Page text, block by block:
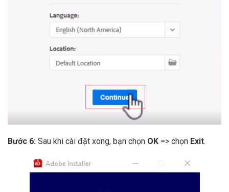
Bước 6: Sau khi cài đặt xong, bạn chọn OK => chọn Exit.